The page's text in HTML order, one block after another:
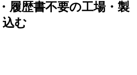
履歴書不要の工場・製
む